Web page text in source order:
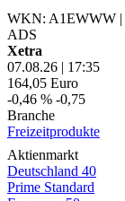
WKN: A1EWWW |
ADS
Xetra
07.08.26 | 17:35
164,05 Euro
-0,46 % -0,75
Branche
Freizeitprodukte
Aktienmarkt
Deutschland 40
Prime Standard